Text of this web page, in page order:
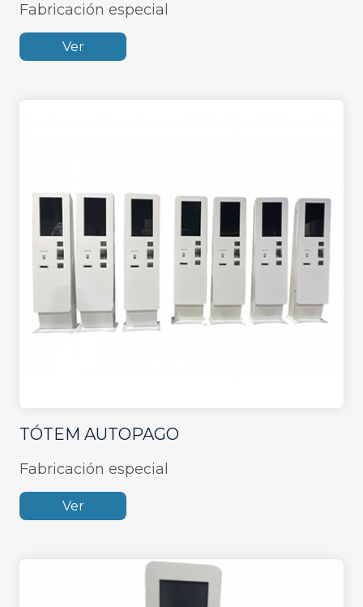
Fabricación especial
Ver
TÓTEM AUTOPAGO
Fabricación especial
Ver